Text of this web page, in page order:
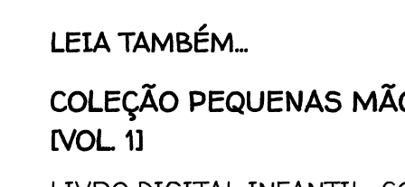
LEIA TAMBÉM...
COLEÇÃO PEQUENAS
[VOL. 1]